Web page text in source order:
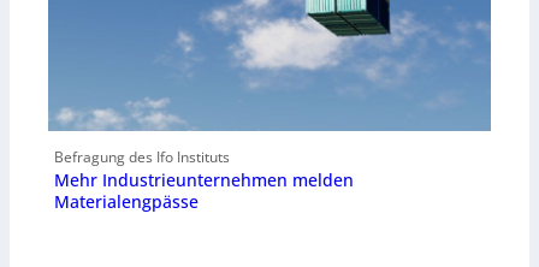
Befragung des Ifo Instituts
Mehr Industrieunternehmen melden
Materialengpässe